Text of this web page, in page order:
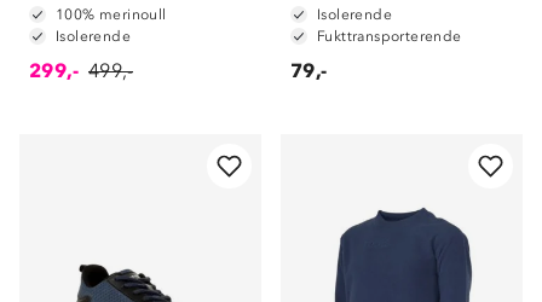
100% merinoull
Isolerende
299,- 499,-
Isolerende
Fukttransporterende
79,-